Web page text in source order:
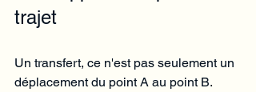
trajet
Un transfert, ce n'est pas seulement un
déplacement du point A au point B.